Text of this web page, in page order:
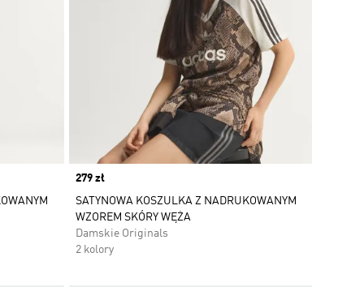
Price
279 zł
SATYNOWA KOSZULKA Z NADRUKOWANYM
WZOREM SKÓRY WĘŻA
Damskie Originals
2 kolory